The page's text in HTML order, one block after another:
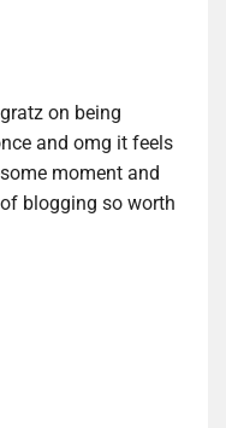
on being
and omg it feels
moment and
blogging so worth